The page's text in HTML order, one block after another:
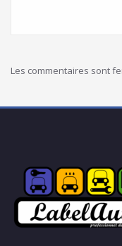
Les commentaires sont